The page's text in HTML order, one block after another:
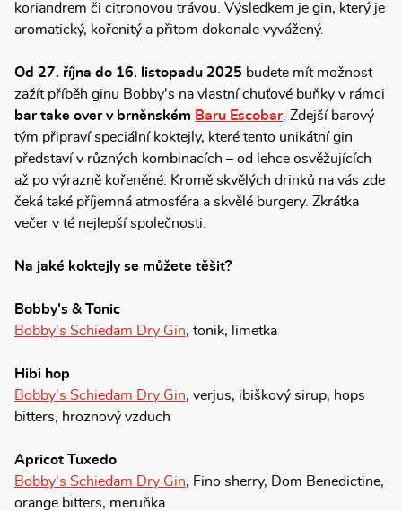
koriandrem či citronovou trávou. Výsledkem je gin, který je
aromatický, kořenitý a přitom dokonale vyvážený.
Od 27. října do 16. listopadu 2025 budete mít možnost
zažít příběh ginu Bobby's na vlastní chuťové buňky v rámci
bar take over v brněnském Baru Escobar. Zdejší barový
tým připraví speciální koktejly, které tento unikátní gin
představí v různých kombinacích – od lehce osvěžujících
až po výrazně kořeněné. Kromě skvělých drinků na vás zde
čeká také příjemná atmosféra a skvělé burgery. Zkrátka
večer v té nejlepší společnosti.
Na jaké koktejly se můžete těšit?
Bobby's & Tonic
Bobby's Schiedam Dry Gin, tonik, limetka
Hibi hop
Bobby's Schiedam Dry Gin, verjus, ibiškový sirup, hops
bitters, hroznový vzduch
Apricot Tuxedo
Bobby's Schiedam Dry Gin, Fino sherry, Dom Benedictine,
orange bitters, meruňka